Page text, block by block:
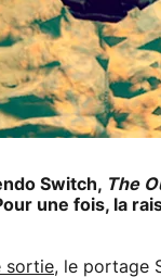
Switch, The
une fois, la
sortie, le portage